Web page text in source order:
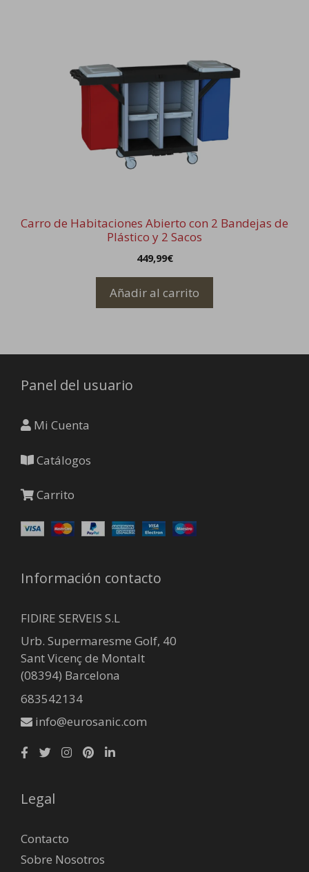
Carro de Habitaciones Abierto con 2 Bandejas de
Plástico y 2 Sacos
449,99€
Añadir al carrito
Panel del usuario
Mi Cuenta
Catálogos
Carrito
Información contacto
FIDIRE SERVEIS S.L
Urb. Supermaresme Golf, 40
Sant Vicenç de Montalt
(08394) Barcelona
683542134
info@eurosanic.com
Legal
Contacto
Sobre Nosotros